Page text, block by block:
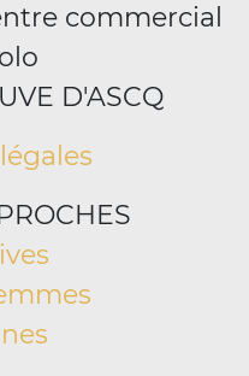
commercial
D'ASCQ